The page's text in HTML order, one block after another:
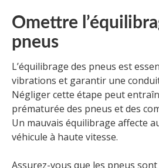
Omettre
pneus
L’équilibrage des pneus est
vibrations et garantir une
Négliger cette étape peut
prématurée des pneus et des
Un mauvais équilibrage affecte
véhicule à haute vitesse.
Assurez-vous que les pneus